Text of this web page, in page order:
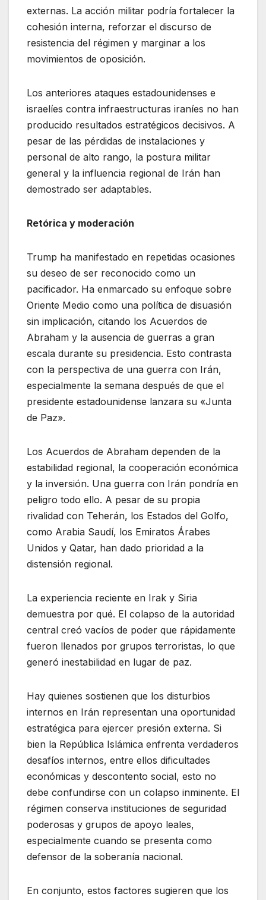
externas. La acción militar podría fortalecer la
cohesión interna, reforzar el discurso de
resistencia del régimen y marginar a los
movimientos de oposición.
Los anteriores ataques estadounidenses e
israelíes contra infraestructuras iraníes no han
producido resultados estratégicos decisivos. A
pesar de las pérdidas de instalaciones y
personal de alto rango, la postura militar
general y la influencia regional de Irán han
demostrado ser adaptables.
Retórica y moderación
Trump ha manifestado en repetidas ocasiones
su deseo de ser reconocido como un
pacificador. Ha enmarcado su enfoque sobre
Oriente Medio como una política de disuasión
sin implicación, citando los Acuerdos de
Abraham y la ausencia de guerras a gran
escala durante su presidencia. Esto contrasta
con la perspectiva de una guerra con Irán,
especialmente la semana después de que el
presidente estadounidense lanzara su «Junta
de Paz».
Los Acuerdos de Abraham dependen de la
estabilidad regional, la cooperación económica
y la inversión. Una guerra con Irán pondría en
peligro todo ello. A pesar de su propia
rivalidad con Teherán, los Estados del Golfo,
como Arabia Saudí, los Emiratos Árabes
Unidos y Qatar, han dado prioridad a la
distensión regional.
La experiencia reciente en Irak y Siria
demuestra por qué. El colapso de la autoridad
central creó vacíos de poder que rápidamente
fueron llenados por grupos terroristas, lo que
generó inestabilidad en lugar de paz.
Hay quienes sostienen que los disturbios
internos en Irán representan una oportunidad
estratégica para ejercer presión externa. Si
bien la República Islámica enfrenta verdaderos
desafíos internos, entre ellos dificultades
económicas y descontento social, esto no
debe confundirse con un colapso inminente. El
régimen conserva instituciones de seguridad
poderosas y grupos de apoyo leales,
especialmente cuando se presenta como
defensor de la soberanía nacional.
En conjunto, estos factores sugieren que los